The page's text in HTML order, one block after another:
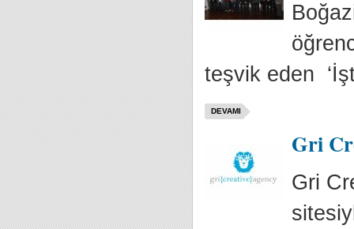
teşvik eden
DEVAMI
Gri
Gri